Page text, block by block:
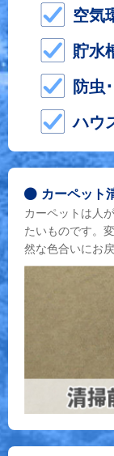
空気
貯水
防虫
ハウ
カーペット
カーペットは人
たいものです。
然な色合いにお